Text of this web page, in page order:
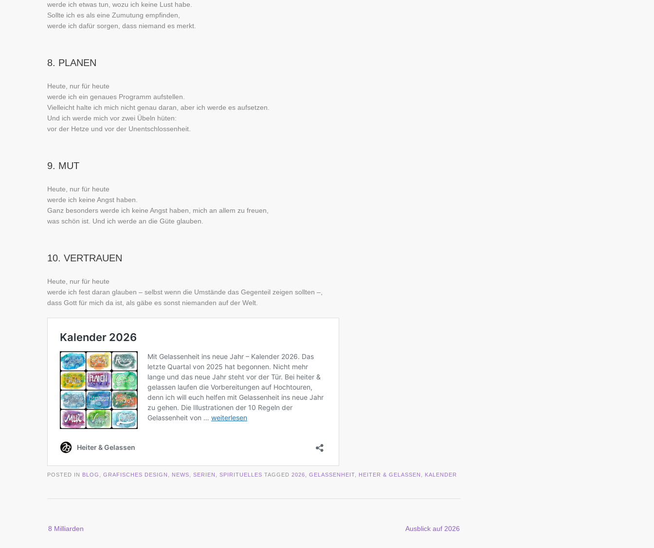
werde ich etwas tun, wozu ich keine Lust habe.
Sollte ich es als eine Zumutung empfinden,
werde ich dafür sorgen, dass niemand es merkt.
8. PLANEN
Heute, nur für heute
werde ich ein genaues Programm aufstellen.
Vielleicht halte ich mich nicht genau daran, aber ich werde es aufsetzen.
Und ich werde mich vor zwei Übeln hüten:
vor der Hetze und vor der Unentschlossenheit.
9. MUT
Heute, nur für heute
werde ich keine Angst haben.
Ganz besonders werde ich keine Angst haben, mich an allem zu freuen,
was schön ist. Und ich werde an die Güte glauben.
10. VERTRAUEN
Heute, nur für heute
werde ich fest daran glauben – selbst wenn die Umstände das Gegenteil zeigen sollten –,
dass Gott für mich da ist, als gäbe es sonst niemanden auf der Welt.
POSTED IN BLOG GRAFISCHES DESIGN NEWS SERIEN SPIRITUELLES TAGGED 2026 GELASSENHEIT HEITER & GELASSEN KALENDER
8 Milliarden Ausblick auf 2026